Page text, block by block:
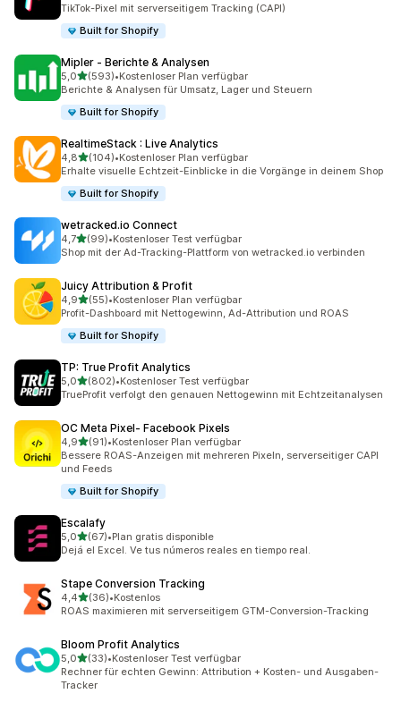
TikTok-Pixel mit serverseitigem Tracking (CAPI)
Built for Shopify
Mipler ‑ Berichte & Analysen
5,0von 5 Sternen
(593)
593 Rezensionen insgesamt
•Kostenloser Plan verfügbar
Berichte & Analysen für Umsatz, Lager und Steuern
Built for Shopify
RealtimeStack : Live Analytics
4,8von 5 Sternen
(104)
104 Rezensionen insgesamt
•Kostenloser Plan verfügbar
Erhalte visuelle Echtzeit-Einblicke in die Vorgänge in deinem Shop
Built for Shopify
wetracked.io Connect
4,7von 5 Sternen
(99)
99 Rezensionen insgesamt
•Kostenloser Test verfügbar
Shop mit der Ad-Tracking-Plattform von wetracked.io verbinden
Juicy Attribution & Profit
4,9von 5 Sternen
(55)
55 Rezensionen insgesamt
•Kostenloser Plan verfügbar
Profit-Dashboard mit Nettogewinn, Ad-Attribution und ROAS
Built for Shopify
TP: True Profit Analytics
5,0von 5 Sternen
(802)
802 Rezensionen insgesamt
•Kostenloser Test verfügbar
TrueProfit verfolgt den genauen Nettogewinn mit Echtzeitanalysen
OC Meta Pixel‑ Facebook Pixels
4,9von 5 Sternen
(91)
91 Rezensionen insgesamt
•Kostenloser Plan verfügbar
Bessere ROAS-Anzeigen mit mehreren Pixeln, serverseitiger CAPI
und Feeds
Built for Shopify
Escalafy
5,0von 5 Sternen
(67)
67 Rezensionen insgesamt
•Plan gratis disponible
Dejá el Excel. Ve tus números reales en tiempo real.
Stape Conversion Tracking
4,4von 5 Sternen
(36)
36 Rezensionen insgesamt
•Kostenlos
ROAS maximieren mit serverseitigem GTM-Conversion-Tracking
Bloom Profit Analytics
5,0von 5 Sternen
(33)
33 Rezensionen insgesamt
•Kostenloser Test verfügbar
Rechner für echten Gewinn: Attribution + Kosten- und Ausgaben-
Tracker